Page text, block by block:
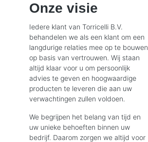
Onze visie
Iedere klant van Torricelli B.V.
behandelen we als een klant om een
langdurige relaties mee op te bouwen
op basis van vertrouwen. Wij staan
altijd klaar voor u om persoonlijk
advies te geven en hoogwaardige
producten te leveren die aan uw
verwachtingen zullen voldoen.
We begrijpen het belang van tijd en
uw unieke behoeften binnen uw
bedrijf. Daarom zorgen we altijd voor